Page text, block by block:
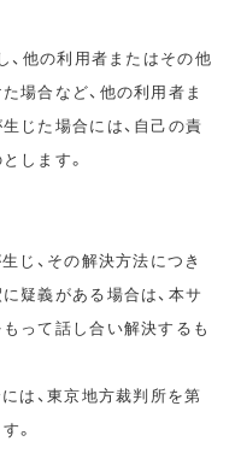
、他の利用者またはその他
場合など、他の利用者ま
じた場合には、自己の責
します。
じ、その解決方法につき
疑義がある場合は、本サ
って話し合い解決するも
は、東京地方裁判所を第
。